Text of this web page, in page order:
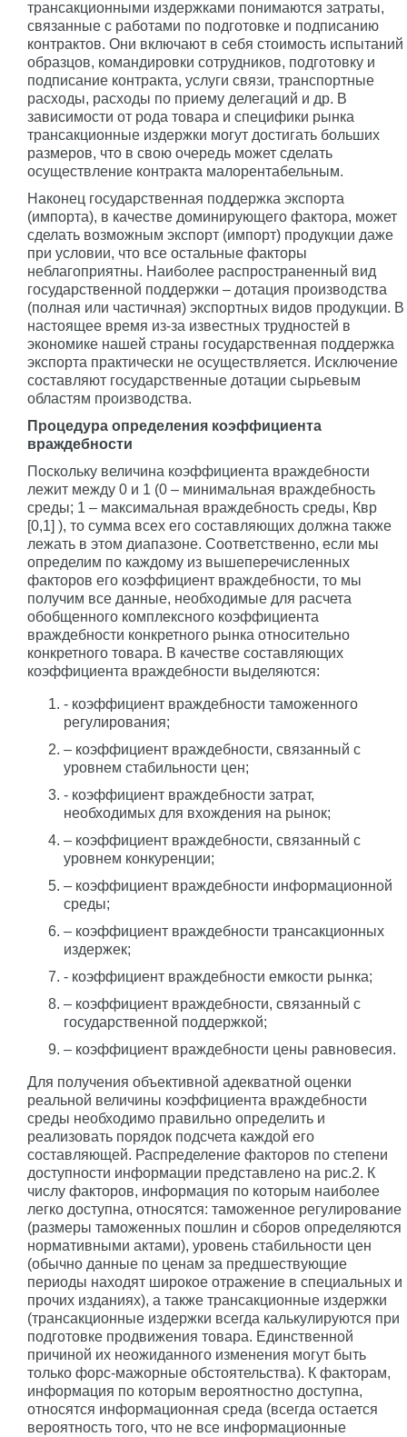
трансакционными издержками понимаются затраты,
связанные с работами по подготовке и подписанию
контрактов. Они включают в себя стоимость испытаний
образцов, командировки сотрудников, подготовку и
подписание контракта, услуги связи, транспортные
расходы, расходы по приему делегаций и др. В
зависимости от рода товара и специфики рынка
трансакционные издержки могут достигать больших
размеров, что в свою очередь может сделать
осуществление контракта малорентабельным.
Наконец государственная поддержка экспорта
(импорта), в качестве доминирующего фактора, может
сделать возможным экспорт (импорт) продукции даже
при условии, что все остальные факторы
неблагоприятны. Наиболее распространенный вид
государственной поддержки – дотация производства
(полная или частичная) экспортных видов продукции. В
настоящее время из-за известных трудностей в
экономике нашей страны государственная поддержка
экспорта практически не осуществляется. Исключение
составляют государственные дотации сырьевым
областям производства.
Процедура определения коэффициента
враждебности
Поскольку величина коэффициента враждебности
лежит между 0 и 1 (0 – минимальная враждебность
среды; 1 – максимальная враждебность среды, Квр
[0,1] ), то сумма всех его составляющих должна также
лежать в этом диапазоне. Соответственно, если мы
определим по каждому из вышеперечисленных
факторов его коэффициент враждебности, то мы
получим все данные, необходимые для расчета
обобщенного комплексного коэффициента
враждебности конкретного рынка относительно
конкретного товара. В качестве составляющих
коэффициента враждебности выделяются:
- коэффициент враждебности таможенного
регулирования;
– коэффициент враждебности, связанный с
уровнем стабильности цен;
- коэффициент враждебности затрат,
необходимых для вхождения на рынок;
– коэффициент враждебности, связанный с
уровнем конкуренции;
– коэффициент враждебности информационной
среды;
– коэффициент враждебности трансакционных
издержек;
- коэффициент враждебности емкости рынка;
– коэффициент враждебности, связанный с
государственной поддержкой;
– коэффициент враждебности цены равновесия.
Для получения объективной адекватной оценки
реальной величины коэффициента враждебности
среды необходимо правильно определить и
реализовать порядок подсчета каждой его
составляющей. Распределение факторов по степени
доступности информации представлено на рис.2. К
числу факторов, информация по которым наиболее
легко доступна, относятся: таможенное регулирование
(размеры таможенных пошлин и сборов определяются
нормативными актами), уровень стабильности цен
(обычно данные по ценам за предшествующие
периоды находят широкое отражение в специальных и
прочих изданиях), а также трансакционные издержки
(транcакционные издержки всегда калькулируются при
подготовке продвижения товара. Единственной
причиной их неожиданного изменения могут быть
только форс-мажорные обстоятельства). К факторам,
информация по которым вероятностно доступна,
относятся информационная среда (всегда остается
вероятность того, что не все информационные